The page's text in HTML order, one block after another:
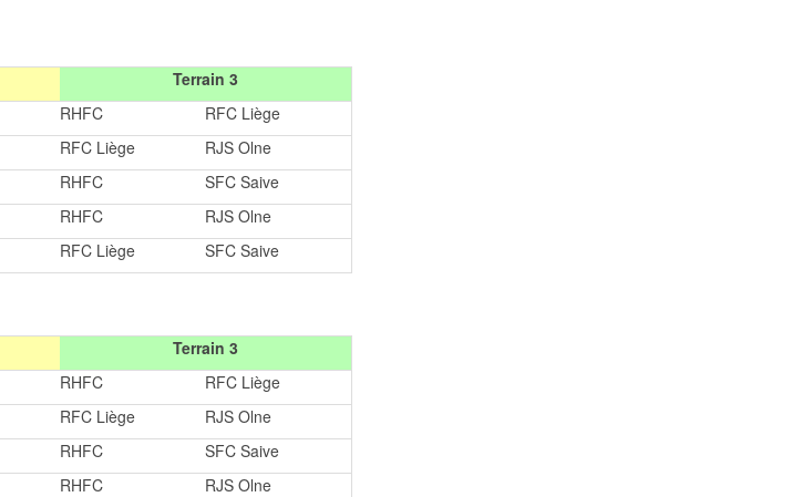
Terrain 3
RHFC
RFC Liège
RFC Liège
RJS Olne
RHFC
SFC Saive
RHFC
RJS Olne
RFC Liège SFC Saive
Terrain 3
RHFC
RFC Liège
RFC Liège
RJS Olne
RHFC
SFC Saive
RHFC
RJS Olne